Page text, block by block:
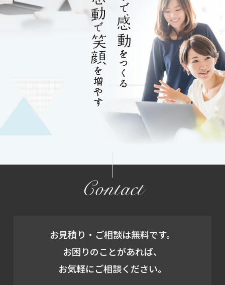
Contact
お見積り・ご相談は無料です。
お困りのことがあれば、
お気軽にご相談ください。